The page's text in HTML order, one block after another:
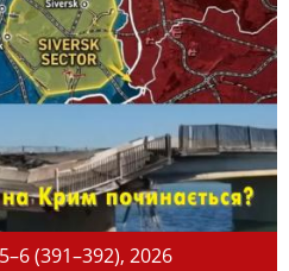
(391–392), 2026